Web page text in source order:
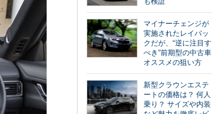
マイナーチェンジが
実施されたレイバッ
クだが、“逆に注目す
べき”前期型の中古車
オススメの狙い方
新型クラウンエステ
ートの価格は？ 何人
乗り？ サイズや内装